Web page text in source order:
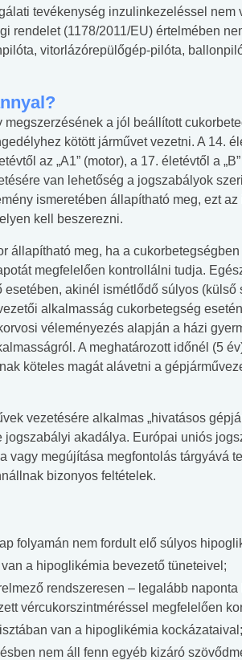
tevékenység inzulinkezeléssel nem
rendelet (1178/2011/EU) értelmében
vitorlázórepülőgép-pilóta,
megszerzésének a jól beállított
kötött járművet vezetni. A 14.
az „A1” (motor), a 17. életévtől a
van lehetőség a jogszabályok
ismeretében állapítható meg, ezt az
kell beszerezni.
állapítható meg, ha a
megfelelően kontrollálni tudja.
akinél ismétlődő súlyos (külső
alkalmasság cukorbetegség
véleményezés alapján a házi
A meghatározott időnél (5
köteles magát alávetni a
vezetésére alkalmas „hivatásos
akadálya. Európai uniós
vagy megújítása megfontolás tárgyává
bizonyos feltételek.
folyamán nem fordult elő súlyos
a hipoglikémia bevezető tüneteivel;
rendszeresen – legalább naponta
vércukorszintméréssel megfelelően
van a hipoglikémia kockázataival;
nem áll fenn egyéb kizáró
#Suli, munka